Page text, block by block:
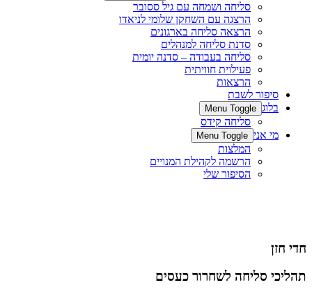
סליחה ושמחה עם גיל ססובר
הרצגה עם השחקן שלומי לניאדו
הרצאה סליחה בארגונים
סדנת סליחה למנהלים
סליחה בעבודה – סדנה יומית
פעילוית חוויתית
הרצאות
סיפור לשבת
בלוג Menu Toggle
סליחה קידס
מי אני Menu Toggle
המלצות
הרשמה לקהילת המנויים
הסיפור שלי
חדי חזן
תהליכי סליחה לשחרור כעסים